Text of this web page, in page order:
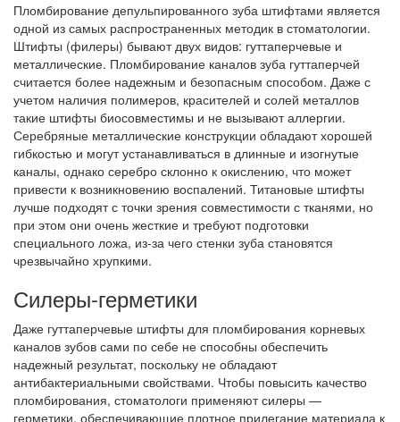
Пломбирование депульпированного зуба штифтами является
одной из самых распространенных методик в стоматологии.
Штифты (филеры) бывают двух видов: гуттаперчевые и
металлические. Пломбирование каналов зуба гуттаперчей
считается более надежным и безопасным способом. Даже с
учетом наличия полимеров, красителей и солей металлов
такие штифты биосовместимы и не вызывают аллергии.
Серебряные металлические конструкции обладают хорошей
гибкостью и могут устанавливаться в длинные и изогнутые
каналы, однако серебро склонно к окислению, что может
привести к возникновению воспалений. Титановые штифты
лучше подходят с точки зрения совместимости с тканями, но
при этом они очень жесткие и требуют подготовки
специального ложа, из-за чего стенки зуба становятся
чрезвычайно хрупкими.
Силеры-герметики
Даже гуттаперчевые штифты для пломбирования корневых
каналов зубов сами по себе не способны обеспечить
надежный результат, поскольку не обладают
антибактериальными свойствами. Чтобы повысить качество
пломбирования, стоматологи применяют силеры —
герметики, обеспечивающие плотное прилегание материала к